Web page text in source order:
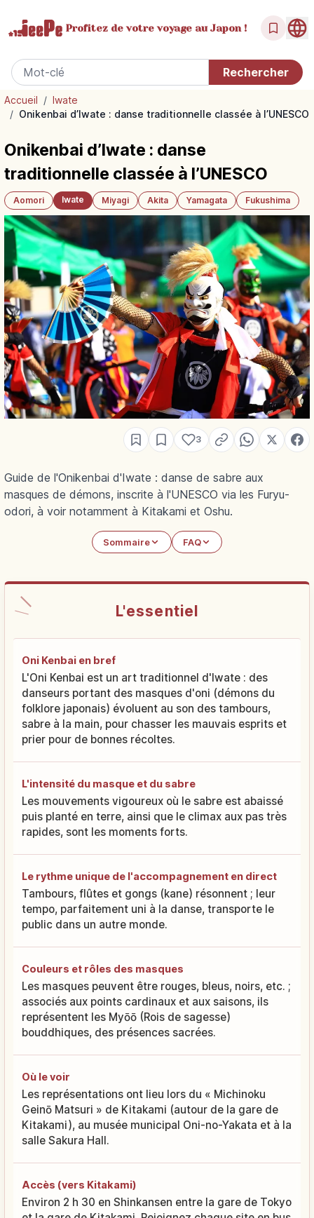
Profitez de votrevoyage au Japon !
Accueil / Iwate
/ Onikenbai d’Iwate : danse traditionnelle classée à l’UNESCO
Onikenbai d’Iwate : danse
traditionnelle classée à l’UNESCO
Aomori Iwate Miyagi Akita Yamagata Fukushima
3
Guide de l'Onikenbai d'Iwate : danse de sabre aux
masques de démons, inscrite à l'UNESCO via les Furyu-
odori, à voir notamment à Kitakami et Oshu.
Sommaire FAQ
L'essentiel
Oni Kenbai en bref
L'Oni Kenbai est un art traditionnel d'Iwate : des
danseurs portant des masques d'oni (démons du
folklore japonais) évoluent au son des tambours,
sabre à la main, pour chasser les mauvais esprits et
prier pour de bonnes récoltes.
L'intensité du masque et du sabre
Les mouvements vigoureux où le sabre est abaissé
puis planté en terre, ainsi que le climax aux pas très
rapides, sont les moments forts.
Le rythme unique de l'accompagnement en direct
Tambours, flûtes et gongs (kane) résonnent ; leur
tempo, parfaitement uni à la danse, transporte le
public dans un autre monde.
Couleurs et rôles des masques
Les masques peuvent être rouges, bleus, noirs, etc. ;
associés aux points cardinaux et aux saisons, ils
représentent les Myōō (Rois de sagesse)
bouddhiques, des présences sacrées.
Où le voir
Les représentations ont lieu lors du « Michinoku
Geinō Matsuri » de Kitakami (autour de la gare de
Kitakami), au musée municipal Oni-no-Yakata et à la
salle Sakura Hall.
Accès (vers Kitakami)
Environ 2 h 30 en Shinkansen entre la gare de Tokyo